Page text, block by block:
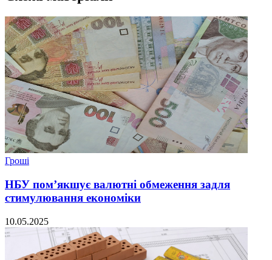
Гроші
НБУ пом’якшує валютні обмеження задля
стимулювання економіки
10.05.2025